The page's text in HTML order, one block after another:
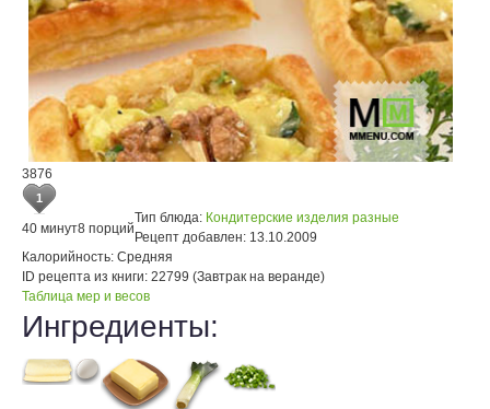
3876
1
40 минут8 порций
Тип блюда: Кондитерские изделия разные
Рецепт добавлен: 13.10.2009
Калорийность: Средняя
ID рецепта из книги: 22799 (Завтрак на веранде)
Таблица мер и весов
Ингредиенты: